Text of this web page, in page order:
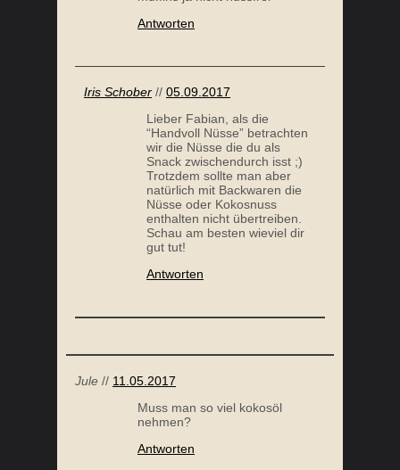
Antworten
Iris Schober // 05.09.2017
Lieber Fabian, als die
“Handvoll Nüsse” betrachten
wir die Nüsse die du als
Snack zwischendurch isst ;)
Trotzdem sollte man aber
natürlich mit Backwaren die
Nüsse oder Kokosnuss
enthalten nicht übertreiben.
Schau am besten wieviel dir
gut tut!
Antworten
Jule // 11.05.2017
Muss man so viel kokosöl
nehmen?
Antworten